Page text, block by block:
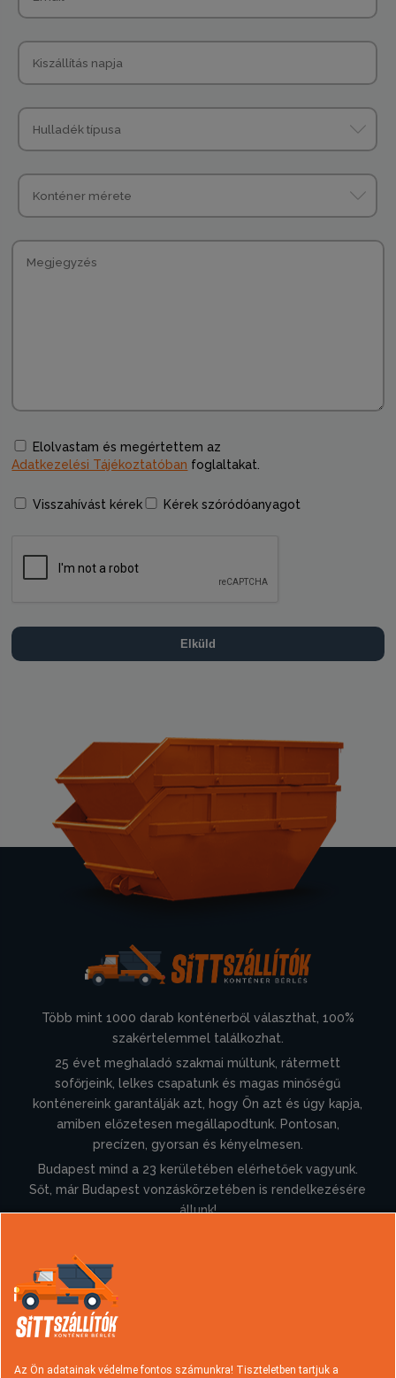
Elolvastam és megértettem az
Adatkezelési Tájékoztatóban foglaltakat.
Visszahívást kérek Kérek szóródóanyagot
Elküld
Több mint 1000 darab konténerből választhat, 100%
szakértelemmel találkozhat.
25 évet meghaladó szakmai múltunk, rátermett
sofőrjeink, lelkes csapatunk és magas minőségű
konténereink garantálják azt, hogy Ön azt és úgy kapja,
amiben előzetesen megállapodtunk. Pontosan,
precízen, gyorsan és kényelmesen.
Budapest mind a 23 kerületében elérhetőek vagyunk.
Sőt, már Budapest vonzáskörzetében is rendelkezésére
állunk!
Konténer rendelés
Típusok és árak
Hulladék fajták
Az Ön adatainak védelme fontos számunkra! Tiszteletben tartjuk a